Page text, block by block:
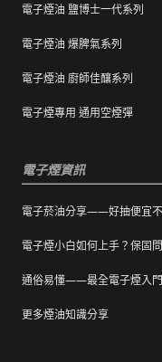
裝上黏
購買之
有非人
電子煙油 鹽博士一代系列
電子煙油 爆脾氣系列
電子煙油 廚師佳釀系列
電子煙專用 通用空煙彈
電子煙資訊
電子菸油分享——好抽便宜
電子煙小白如何上手？保固
通俗易懂——最全電子煙入
更多煙油知識分享